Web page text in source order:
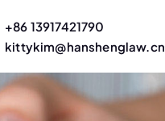
+86 13917421790
kittykim@hanshenglaw.cn